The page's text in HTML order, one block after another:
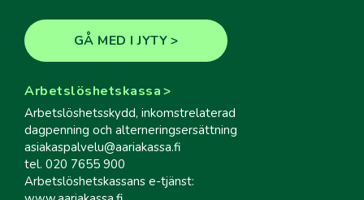
GÅ MED I JYTY
Arbetslöshetskassa
Arbetslöshetsskydd, inkomstrelaterad
dagpenning och alterneringsersättning
asiakaspalvelu@aariakassa.fi
tel. 020 7655 900
Arbetslöshetskassans e-tjänst: